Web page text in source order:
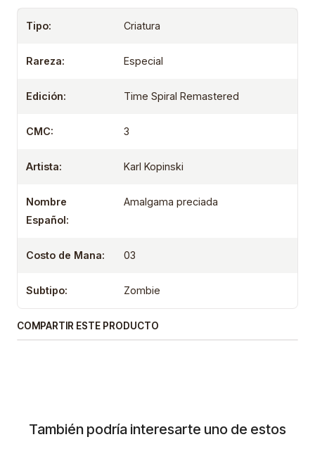
Tipo: Criatura
Rareza: Especial
Edición: Time Spiral Remastered
CMC: 3
Artista: Karl Kopinski
Nombre
Español:
Amalgama preciada
Costo de Mana: 03
Subtipo: Zombie
COMPARTIR ESTE PRODUCTO
También podría interesarte uno de estos